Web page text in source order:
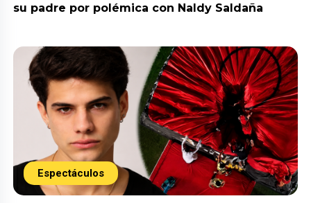
su padre por polémica con Naldy Saldaña
Espectáculos